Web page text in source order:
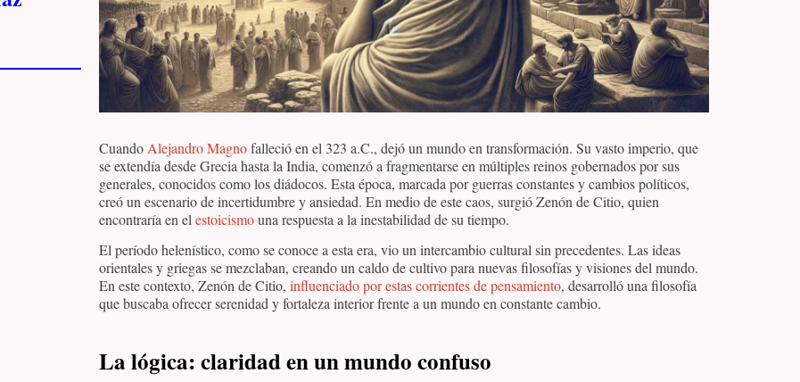
Cuando Alejandro Magnofalleció en el 323 a.C., dejó un mundo en transformación. Su vasto imperio, que
se extendía desde Grecia hasta la India, comenzó a fragmentarse en múltiples reinos gobernados por sus
generales, conocidos como los diádocos. Esta época, marcada por guerras constantes y cambios políticos,
creó un escenario de incertidumbre y ansiedad. En medio de este caos, surgió Zenón de Citio, quien
encontraría en el estoicismouna respuesta a la inestabilidad de su tiempo.
El período helenístico, como se conoce a esta era, vio un intercambio cultural sin precedentes. Las ideas
orientales y griegas se mezclaban, creando un caldo de cultivo para nuevas filosofías y visiones del mundo.
En este contexto, Zenón de Citio, influenciado por estas corrientes de pensamiento, desarrolló una filosofía
que buscaba ofrecer serenidad y fortaleza interior frente a un mundo en constante cambio.
La lógica: claridad en un mundo confuso